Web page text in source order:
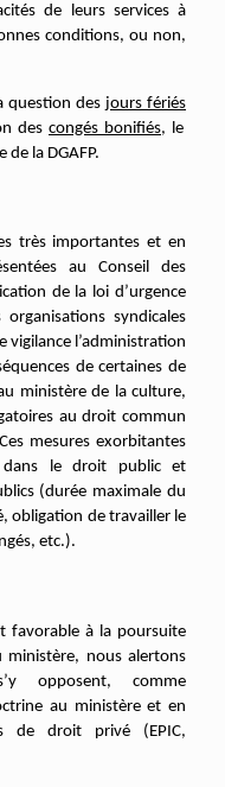
de leurs services à
conditions, ou non,
question des jours fériés
des congés bonifiés, le
la DGAFP.
très importantes et en
au Conseil des
de la loi d’urgence
syndicales
vigilance l’administration
de certaines de
ministère de la culture,
au droit commun
mesures exorbitantes
dans le droit public et
(durée maximale du
obligation de travailler le
etc.).
favorable à la poursuite
ministère, nous alertons
opposent, comme
au ministère et en
de droit privé (EPIC,